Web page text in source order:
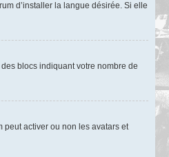
d’installer la langue désirée. Si elle
blocs indiquant votre nombre de
peut activer ou non les avatars et